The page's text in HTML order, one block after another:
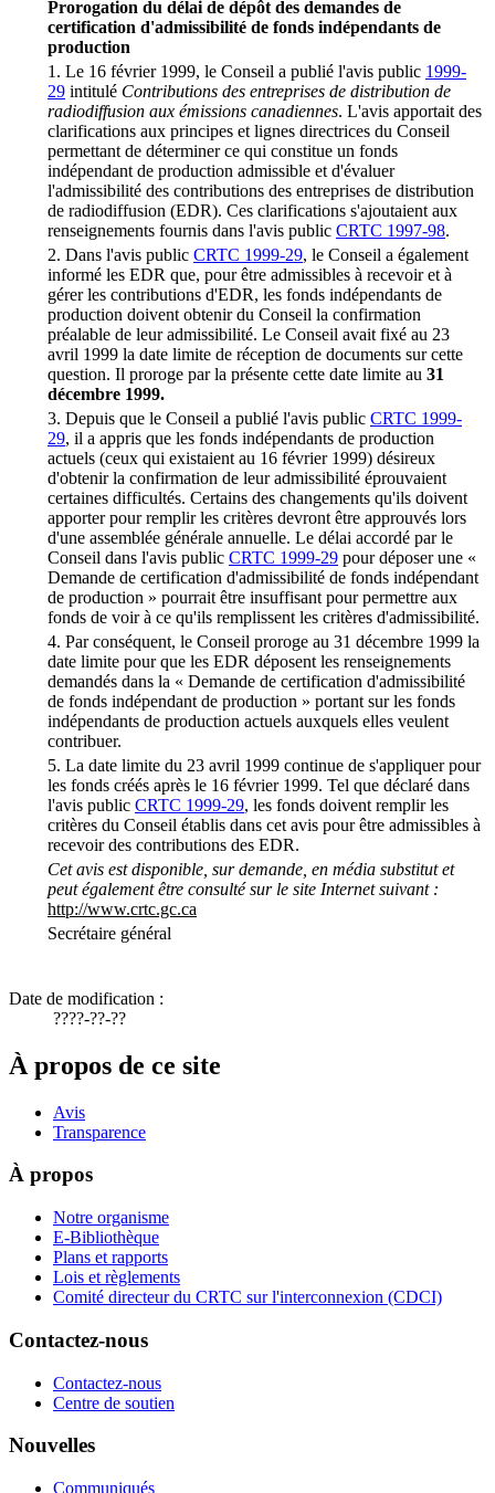
Prorogation du délai de dépôt des demandes de
certification d'admissibilité de fonds indépendants de
production
1. Le 16 février 1999, le Conseil a publié l'avis public 1999-
29 intitulé Contributions des entreprises de distribution de
radiodiffusion aux émissions canadiennes. L'avis apportait des
clarifications aux principes et lignes directrices du Conseil
permettant de déterminer ce qui constitue un fonds
indépendant de production admissible et d'évaluer
l'admissibilité des contributions des entreprises de distribution
de radiodiffusion (EDR). Ces clarifications s'ajoutaient aux
renseignements fournis dans l'avis public CRTC 1997-98.
2. Dans l'avis public CRTC 1999-29, le Conseil a également
informé les EDR que, pour être admissibles à recevoir et à
gérer les contributions d'EDR, les fonds indépendants de
production doivent obtenir du Conseil la confirmation
préalable de leur admissibilité. Le Conseil avait fixé au 23
avril 1999 la date limite de réception de documents sur cette
question. Il proroge par la présente cette date limite au 31
décembre 1999.
3. Depuis que le Conseil a publié l'avis public CRTC 1999-
29, il a appris que les fonds indépendants de production
actuels (ceux qui existaient au 16 février 1999) désireux
d'obtenir la confirmation de leur admissibilité éprouvaient
certaines difficultés. Certains des changements qu'ils doivent
apporter pour remplir les critères devront être approuvés lors
d'une assemblée générale annuelle. Le délai accordé par le
Conseil dans l'avis public CRTC 1999-29 pour déposer une «
Demande de certification d'admissibilité de fonds indépendant
de production » pourrait être insuffisant pour permettre aux
fonds de voir à ce qu'ils remplissent les critères d'admissibilité.
4. Par conséquent, le Conseil proroge au 31 décembre 1999 la
date limite pour que les EDR déposent les renseignements
demandés dans la « Demande de certification d'admissibilité
de fonds indépendant de production » portant sur les fonds
indépendants de production actuels auxquels elles veulent
contribuer.
5. La date limite du 23 avril 1999 continue de s'appliquer pour
les fonds créés après le 16 février 1999. Tel que déclaré dans
l'avis public CRTC 1999-29, les fonds doivent remplir les
critères du Conseil établis dans cet avis pour être admissibles à
recevoir des contributions des EDR.
Cet avis est disponible, sur demande, en média substitut et
peut également être consulté sur le site Internet suivant :
http://www.crtc.gc.ca
Secrétaire général
Date de modification :
????-??-??
À propos de ce site
Avis
Transparence
À propos
Notre organisme
E-Bibliothèque
Plans et rapports
Lois et règlements
Comité directeur du CRTC sur l'interconnexion (CDCI)
Contactez-nous
Contactez-nous
Centre de soutien
Nouvelles
Communiqués